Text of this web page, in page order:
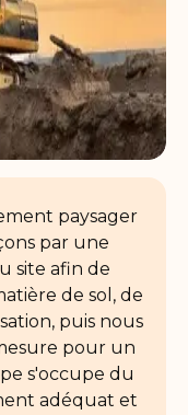
paysager
par une
site afin de
de sol, de
puis nous
pour un
s'occupe du
adéquat et